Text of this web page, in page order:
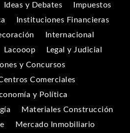
Ideas y Debates
Impuestos
Instituciones Financieras
Internacional
Lacooop
Legal y Judicial
y Concursos
Comerciales
y Política
Materiales Construcción
Mercado Inmobiliario